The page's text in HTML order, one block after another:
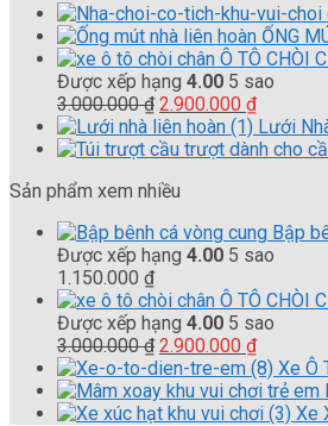
ỐNG
Ô TÔ CHÒI
Được xếp hạng 4.00 5 sao
3.000.000₫ Giá
gốc
là:
2.900.000 ₫Giá
hiện
tại
Lưới
Sản phẩm xem nhiều
Bập
Được xếp hạng 4.00 5 sao
1.150.000 ₫
Ô TÔ CHÒI
Được xếp hạng 4.00 5 sao
3.000.000₫ Giá
gốc
là:
3.000.000 ₫.
2.900.000 ₫Giá
hiện
tại
là:
Xe Ô
Xe